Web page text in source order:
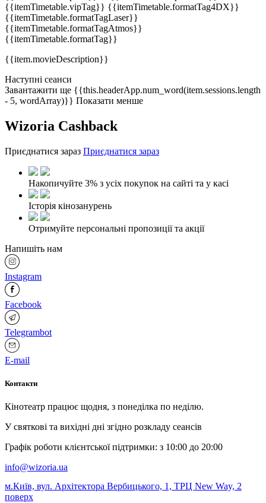
{{itemTimetable.vipTag}} {{itemTimetable.formatTag4DX}}
{{itemTimetable.formatTagLaser}}
{{itemTimetable.formatTagAtmos}}
{{itemTimetable.formatTag}}
{{item.movieDescription}}
Наступні сеанси
Завантажити ще {{this.headerApp.num_word(item.sessions.length
- 5, wordArray)}} Показати менше
Wizoria Cashback
Приєднатися зараз Приєднатися зараз
Накопичуйте 3% з усіх покупок на сайті та у касі
Історія кінозанурень
Отримуйте персональні пропозиції та акції
Напишіть нам
Instagram
Facebook
Telegrambot
E-mail
Контакти
Кінотеатр працює щодня, з понеділка по неділю.
У святкові та вихідні дні згідно розкладу сеансів
Графік роботи клієнтської підтримки: з 10:00 до 20:00
info@wizoria.ua
м.Київ, вул. Архітектора Вербицького, 1, ТРЦ New Way, 2
поверх